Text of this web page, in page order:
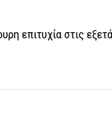
επιτυχία στις